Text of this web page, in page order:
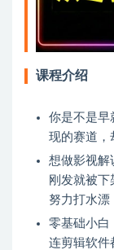
课程介绍
你是不是早
现的赛道，
想做影视解
刚发就被
努力打水漂
零基础小白
连剪辑软件